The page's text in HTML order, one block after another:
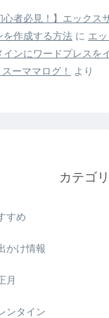
心者必見！】エックス
を作成する方法 に エ
インにワードプレスを
ーママログ！
より
カテゴ
すめ
かけ情報
月
ンタイン